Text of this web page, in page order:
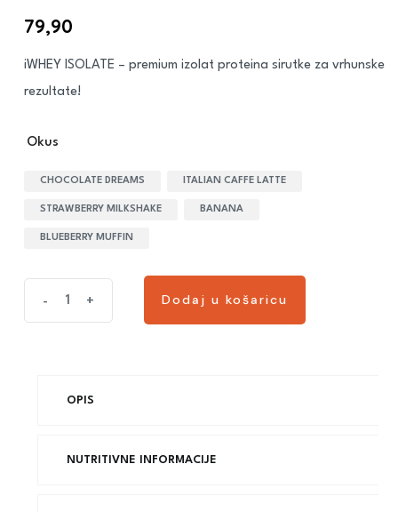
od ukupno 5
korisnika)
79,90
iWHEY ISOLATE – premium izolat proteina sirutke za vrhunske
rezultate!
Okus
CHOCOLATE DREAMS ITALIAN CAFFE LATTE
STRAWBERRY MILKSHAKE BANANA
BLUEBERRY MUFFIN
- + Dodaj u košaricu
OPIS
NUTRITIVNE INFORMACIJE